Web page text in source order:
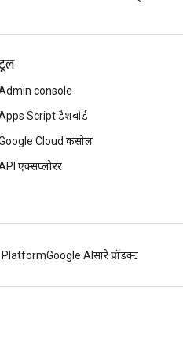
console
Script डैशबोर्ड
Cloud कंसोल
एक्सप्लोरर
PlatformGoogle AI सारे प्रॉडक्ट